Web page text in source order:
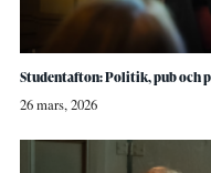
Studentafton: Politik, pub och
26 mars, 2026